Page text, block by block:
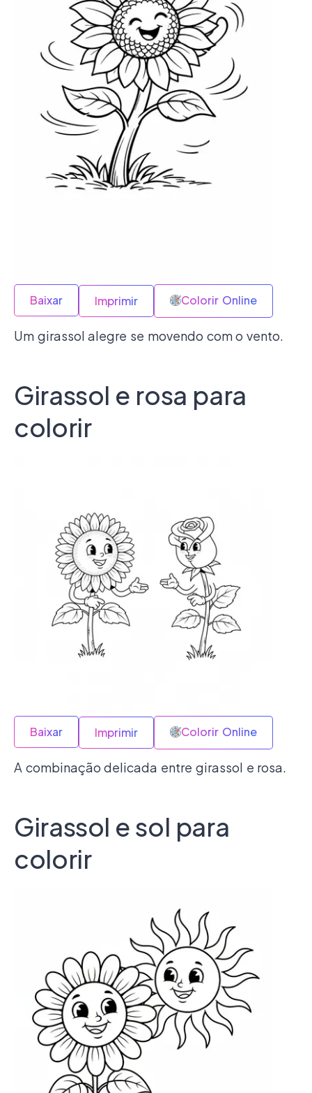
Baixar Imprimir Colorir Online
Um girassol alegre se movendo com o vento.
Girassol e rosa para
colorir
Baixar Imprimir Colorir Online
A combinação delicada entre girassol e rosa.
Girassol e sol para
colorir